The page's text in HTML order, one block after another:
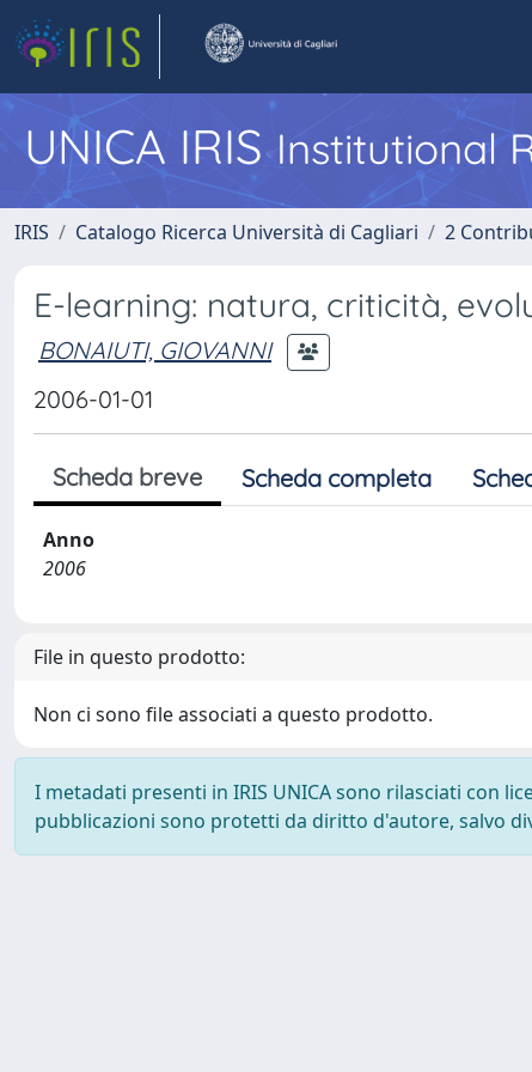
UNICA IRISInstitutional
IRIS Catalogo Ricerca Università di Cagliari 2
E-learning: natura, criticità,
BONAIUTI, GIOVANNI
2006-01-01
Scheda breve Scheda completa
Anno
2006
File in questo prodotto:
Non ci sono file associati a questo prodotto.
I metadati presenti in IRIS UNICA sono rilasciati con
pubblicazioni sono protetti da diritto d'autore, salvo